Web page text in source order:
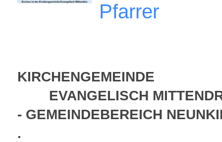
Pfarrer
KIRCHENGEMEINDE
EVANGELISCH
- GEMEINDEBEREICH
.